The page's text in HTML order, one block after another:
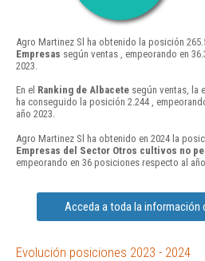
Agro Martinez Sl ha obtenido la posición
Empresas según ventas , empeorando en
2023.
En el Ranking de Albacete según ventas, la
ha conseguido la posición 2.244 ,
año 2023.
Agro Martinez Sl ha obtenido en 2024 la
Empresas del Sector Otros cultivos no
empeorando en 36 posiciones respecto al año
Acceda a toda la información
Evolución posiciones 2023 - 2024